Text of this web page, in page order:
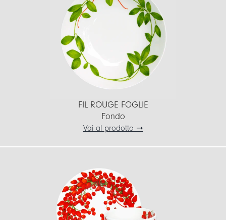
FIL ROUGE FOGLIE
Fondo
Vai al prodotto ➝